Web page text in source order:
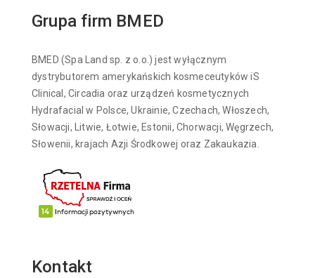
Grupa firm BMED
BMED (Spa Land sp. z o.o.) jest wyłącznym
dystrybutorem amerykańskich kosmeceutyków iS
Clinical, Circadia oraz urządzeń kosmetycznych
Hydrafacial w Polsce, Ukrainie, Czechach, Włoszech,
Słowacji, Litwie, Łotwie, Estonii, Chorwacji, Węgrzech,
Słowenii, krajach Azji Środkowej oraz Zakaukazia.
Kontakt